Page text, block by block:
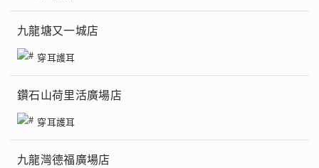
九龍塘又一城店
穿耳護耳
鑽石山荷里活廣場店
穿耳護耳
九龍灣德福廣場店